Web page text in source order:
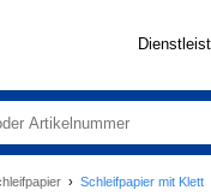
› Schleifpapier mit Klett